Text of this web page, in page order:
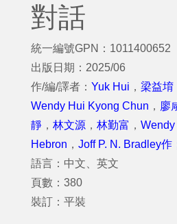
對話
統一編號GPN：1011400652
出版日期：2025/06
作/編/譯者： Yuk Hui ， 梁益堉
Wendy Hui Kyong Chun ， 廖
靜 ， 林文源 ， 林勤富 ， Wendy
Hebron ， Joff P. N. Bradley作
語言：中文、英文
頁數：380
裝訂：平裝